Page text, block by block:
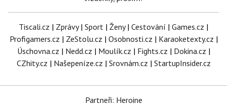
Tiscali.cz | Zprávy| Sport | Ženy| Cestování | Games.cz |
Profigamers.cz | ZeStolu.cz | Osobnosti.cz | Karaoketexty.cz |
Úschovna.cz | Nedd.cz | Moulík.cz | Fights.cz | Dokina.cz |
CZhity.cz | Našepeníze.cz | Srovnám.cz | StartupInsider.cz
Partneři: Heroine